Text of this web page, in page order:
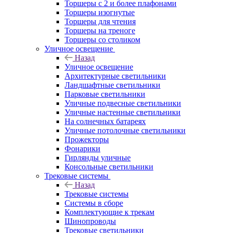
Торшеры с 2 и более плафонами
Торшеры изогнутые
Торшеры для чтения
Торшеры на треноге
Торшеры со столиком
Уличное освещение
Назад
Уличное освещение
Архитектурные светильники
Ландшафтные светильники
Парковые светильники
Уличные подвесные светильники
Уличные настенные светильники
На солнечных батареях
Уличные потолочные светильники
Прожекторы
Фонарики
Гирлянды уличные
Консольные светильники
Трековые системы
Назад
Трековые системы
Системы в сборе
Комплектующие к трекам
Шинопроводы
Трековые светильники